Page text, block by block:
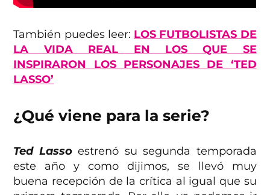
También puedes leer: LOS FUTBOLISTAS DE
LA VIDA REAL EN LOS QUE SE
INSPIRARON LOS PERSONAJES DE ‘TED
LASSO’
¿Qué viene para la serie?
Ted Lassoestrenó su segunda temporada
este año y como dijimos, se llevó muy
buena recepción de la crítica al igual que su